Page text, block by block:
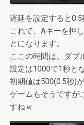
遅延を設定すると0.5
これで、Aキーを押
とになります。
ここの時間は、ダブ
設定は1000で1秒と
初期値は500(0.5秒)
ゲームもそうですが
すねｗ